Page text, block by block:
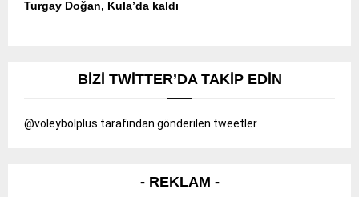
Turgay Doğan, Kula’da kaldı
BIZI TWITTER’DA TAKIP EDIN
@voleybolplus tarafından gönderilen tweetler
- REKLAM -